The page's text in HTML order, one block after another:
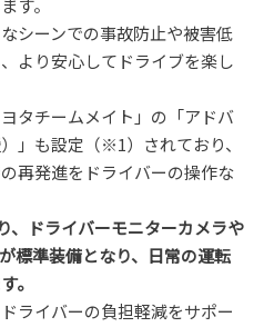
す。
シーンでの事故防止や被害低
より安心してドライブを楽し
タチームメイト」の「アドバ
」も設定（※1）されており、
再発進をドライバーの操作な
、ドライバーモニターカメラや
標準装備となり、日常の運転
。
ライバーの負担軽減をサポー